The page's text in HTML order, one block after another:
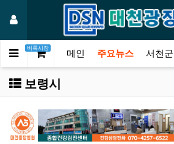
벼룩시장
메인 주요뉴스 서천군
보령시